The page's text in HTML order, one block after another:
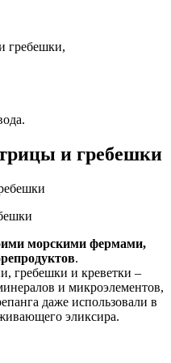
гребешки,
и гребешки
морскими фермами,
.
гребешки и креветки –
и микроэлементов,
даже использовали в
эликсира.